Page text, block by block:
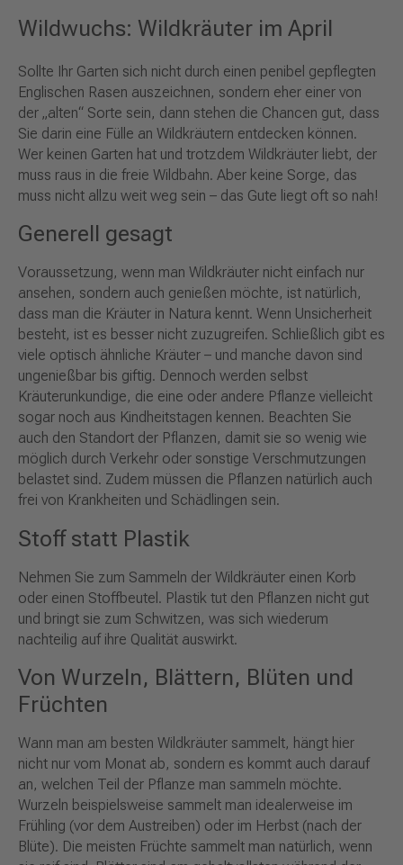
Wildwuchs: Wildkräuter im April
Sollte Ihr Garten sich nicht durch einen penibel gepflegten
Englischen Rasen auszeichnen, sondern eher einer von
der „alten“ Sorte sein, dann stehen die Chancen gut, dass
Sie darin eine Fülle an Wildkräutern entdecken können.
Wer keinen Garten hat und trotzdem Wildkräuter liebt, der
muss raus in die freie Wildbahn. Aber keine Sorge, das
muss nicht allzu weit weg sein – das Gute liegt oft so nah!
Generell gesagt
Voraussetzung, wenn man Wildkräuter nicht einfach nur
ansehen, sondern auch genießen möchte, ist natürlich,
dass man die Kräuter in Natura kennt. Wenn Unsicherheit
besteht, ist es besser nicht zuzugreifen. Schließlich gibt es
viele optisch ähnliche Kräuter – und manche davon sind
ungenießbar bis giftig. Dennoch werden selbst
Kräuterunkundige, die eine oder andere Pflanze vielleicht
sogar noch aus Kindheitstagen kennen. Beachten Sie
auch den Standort der Pflanzen, damit sie so wenig wie
möglich durch Verkehr oder sonstige Verschmutzungen
belastet sind. Zudem müssen die Pflanzen natürlich auch
frei von Krankheiten und Schädlingen sein.
Stoff statt Plastik
Nehmen Sie zum Sammeln der Wildkräuter einen Korb
oder einen Stoffbeutel. Plastik tut den Pflanzen nicht gut
und bringt sie zum Schwitzen, was sich wiederum
nachteilig auf ihre Qualität auswirkt.
Von Wurzeln, Blättern, Blüten und
Früchten
Wann man am besten Wildkräuter sammelt, hängt hier
nicht nur vom Monat ab, sondern es kommt auch darauf
an, welchen Teil der Pflanze man sammeln möchte.
Wurzeln beispielsweise sammelt man idealerweise im
Frühling (vor dem Austreiben) oder im Herbst (nach der
Blüte). Die meisten Früchte sammelt man natürlich, wenn